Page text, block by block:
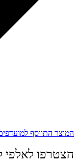
המוצר התווסף
הצטרפו לאלפי